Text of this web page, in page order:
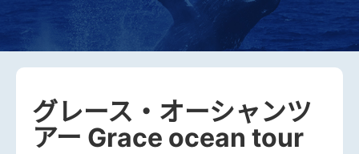
グレース・オーシャンツ
アー Grace ocean tour